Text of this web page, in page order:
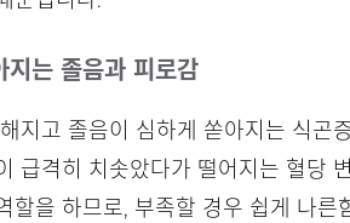
는 졸음과 피로감
지고 졸음이 심하게 쏟아지는 식곤
급격히 치솟았다가 떨어지는 혈당
할을 하므로, 부족할 경우 쉽게 나른